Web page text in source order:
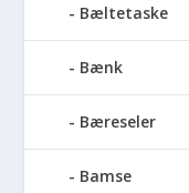
Bæltetaske
Bænk
Bæreseler
Bamse